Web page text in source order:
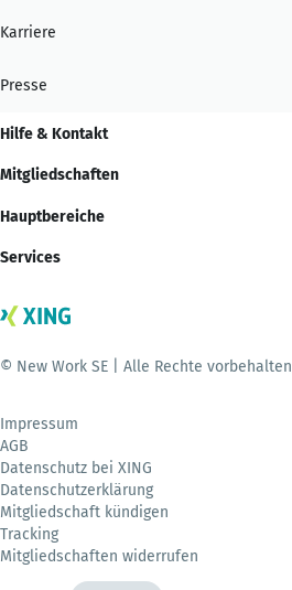
Karriere
Presse
Hilfe & Kontakt
Mitgliedschaften
Hauptbereiche
Services
© New Work SE | Alle Rechte vorbehalten
Impressum
AGB
Datenschutz bei XING
Datenschutzerklärung
Mitgliedschaft kündigen
Tracking
Mitgliedschaften widerrufen